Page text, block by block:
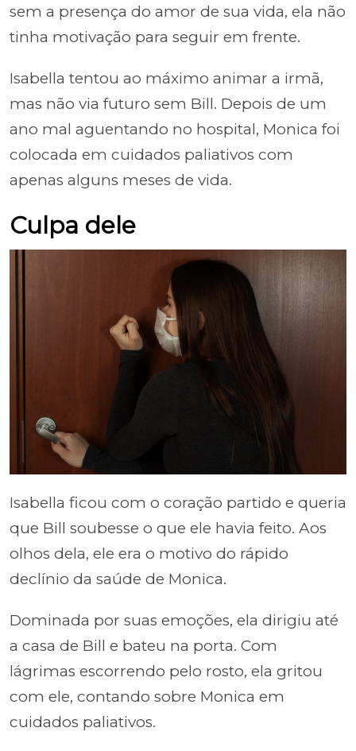
sem a presença do amor de sua vida, ela não
tinha motivação para seguir em frente.
Isabella tentou ao máximo animar a irmã,
mas não via futuro sem Bill. Depois de um
ano mal aguentando no hospital, Monica foi
colocada em cuidados paliativos com
apenas alguns meses de vida.
Culpa dele
Isabella ficou com o coração partido e queria
que Bill soubesse o que ele havia feito. Aos
olhos dela, ele era o motivo do rápido
declínio da saúde de Monica.
Dominada por suas emoções, ela dirigiu até
a casa de Bill e bateu na porta. Com
lágrimas escorrendo pelo rosto, ela gritou
com ele, contando sobre Monica em
cuidados paliativos.